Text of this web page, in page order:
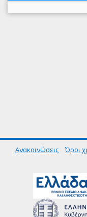
Ανακοινώσεις Όροι